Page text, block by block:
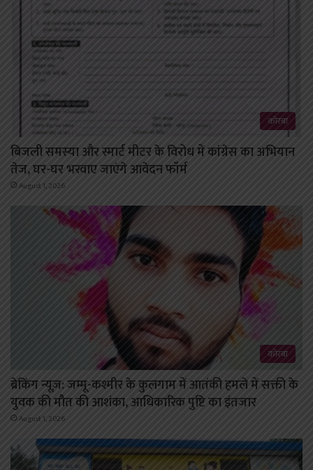
कोरबा
बिजली समस्या और स्मार्ट मीटर के विरोध में कांग्रेस का अभियान
तेज, घर-घर भरवाए जाएंगे आवेदन फॉर्म
August 1, 2026
कोरबा
ब्रेकिंग न्यूज़: जम्मू-कश्मीर के कुलगाम में आतंकी हमले में सक्ती के
युवक की मौत की आशंका, आधिकारिक पुष्टि का इंतजार
August 1, 2026